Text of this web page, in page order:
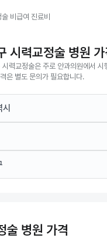
술 비급여 진료비
시력교정술 병원
시력교정술은 주로 안과의원에서 시
은 별도 문의가 필요합니다.
술 병원 가격